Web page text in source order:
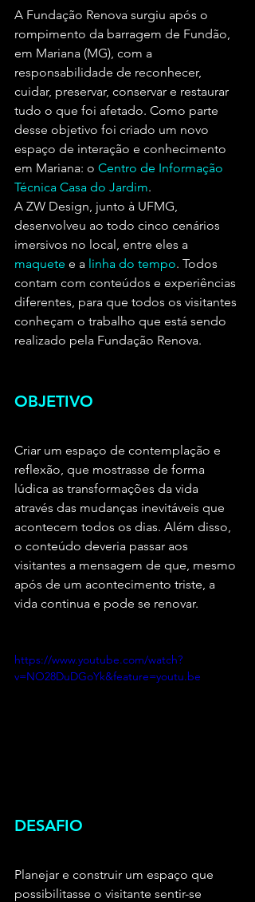
A Fundação Renova surgiu após o
rompimento da barragem de Fundão,
em Mariana (MG), com a
responsabilidade de reconhecer,
cuidar, preservar, conservar e restaurar
tudo o que foi afetado. Como parte
desse objetivo foi criado um novo
espaço de interação e conhecimento
em Mariana: o Centro de Informação
Técnica Casa do Jardim.
A ZW Design, junto à UFMG,
desenvolveu ao todo cinco cenários
imersivos no local, entre eles a
maquete e a linha do tempo. Todos
contam com conteúdos e experiências
diferentes, para que todos os visitantes
conheçam o trabalho que está sendo
realizado pela Fundação Renova.
OBJETIVO
Criar um espaço de contemplação e
reflexão, que mostrasse de forma
lúdica as transformações da vida
através das mudanças inevitáveis que
acontecem todos os dias. Além disso,
o conteúdo deveria passar aos
visitantes a mensagem de que, mesmo
após de um acontecimento triste, a
vida continua e pode se renovar.
https://www.youtube.com/watch?
v=NO28DuDGoYk&feature=youtu.be
DESAFIO
Planejar e construir um espaço que
possibilitasse o visitante sentir-se